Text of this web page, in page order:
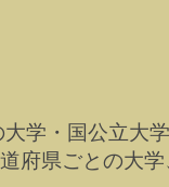
学・国公立大
府県ごとの大